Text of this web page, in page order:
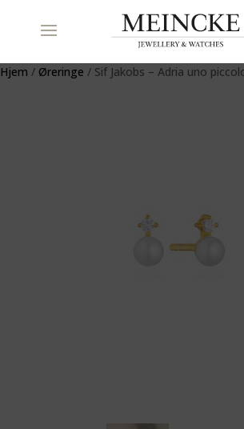
Hjem / Øreringe / Sif Jakobs – Adria uno